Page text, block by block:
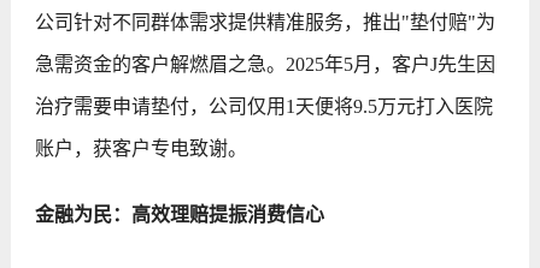
公司针对不同群体需求提供精准服务，推出"垫付赔"为
急需资金的客户解燃眉之急。2025年5月，客户J先生因
治疗需要申请垫付，公司仅用1天便将9.5万元打入医院
账户，获客户专电致谢。
金融为民：高效理赔提振消费信心